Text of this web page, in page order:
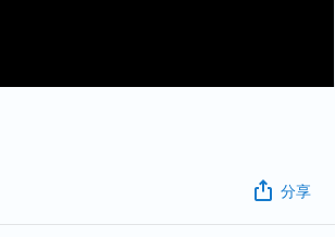
分享